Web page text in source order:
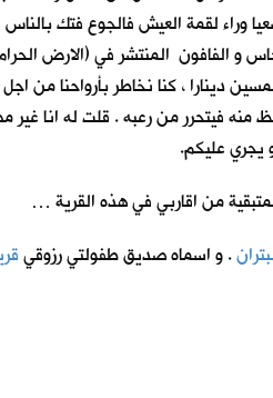
وراء لقمة العيش فالجوع فتك
و الفافون المنتشر في (الارض
دينارا ، كنا نخاطر بأرواحنا
فيتحرر من رعبه . قلت له انا
عليكم.
من اقاربي في هذه القرية …
. و اسماه صديق طفولتي رزوقي